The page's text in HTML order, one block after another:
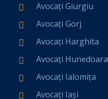
Avocați Giurgiu
Avocați Gorj
Avocați Harghita
Avocați Hunedoara
Avocați Ialomița
Avocați Iași